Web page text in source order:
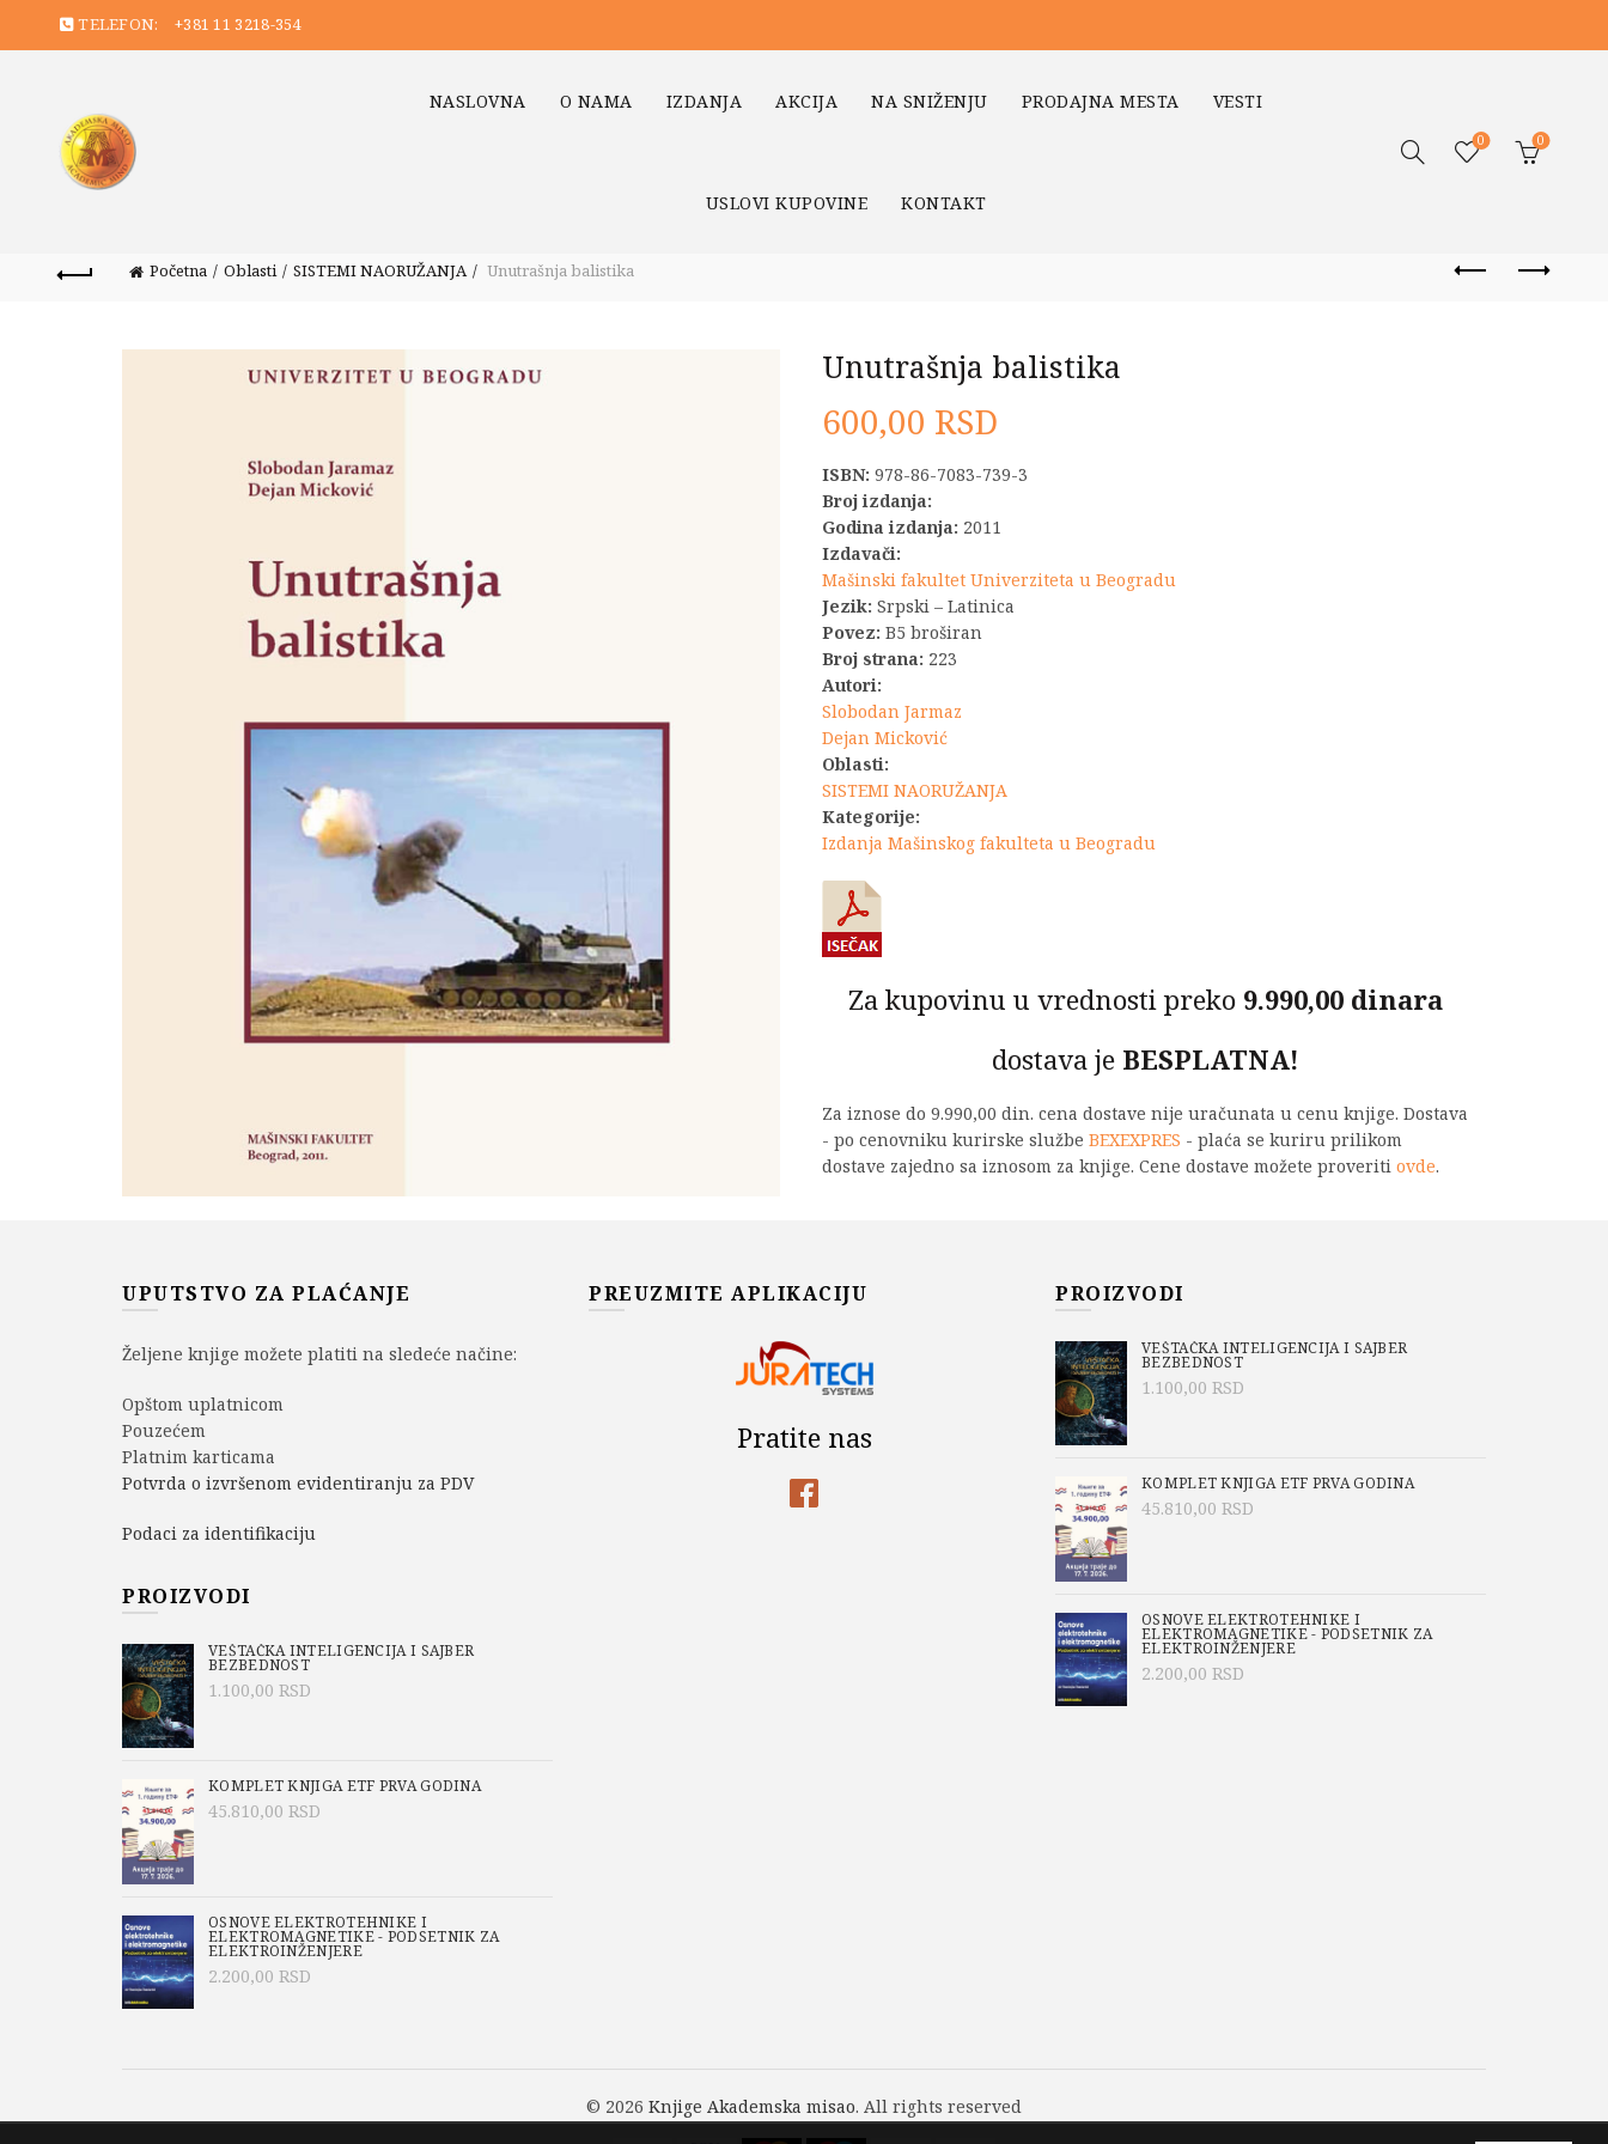
TELEFON: +381 11 3218-354
NASLOVNA O NAMA IZDANJA AKCIJA NA SNIŽENJU PRODAJNA MESTA VESTI
USLOVI KUPOVINE KONTAKT
0 0
Početna Oblasti SISTEMI NAORUŽANJA Unutrašnja balistika
Unutrašnja balistika
600,00 RSD
ISBN: 978-86-7083-739-3
Broj izdanja:
Godina izdanja: 2011
Izdavači:
Mašinski fakultet Univerziteta u Beogradu
Jezik: Srpski – Latinica
Povez: B5 broširan
Broj strana: 223
Autori:
Slobodan Jarmaz
Dejan Micković
Oblasti:
SISTEMI NAORUŽANJA
Kategorije:
Izdanja Mašinskog fakulteta u Beogradu
Za kupovinu u vrednosti preko 9.990,00 dinara
dostava je BESPLATNA!
Za iznose do 9.990,00 din. cena dostave nije uračunata u cenu knjige. Dostava
- po cenovniku kurirske službe BEXEXPRES - plaća se kuriru prilikom
dostave zajedno sa iznosom za knjige. Cene dostave možete proveriti ovde.
Šifra proizvoda:
978-86-7083-739-3
Kategorije:
, Izdanja Mašinskog fakulteta u Beogradu
UPUTSTVO ZA PLAĆANJE
Željene knjige možete platiti na sledeće načine:
Opštom uplatnicom
Pouzećem
Platnim karticama
Potvrda o izvršenom evidentiranju za PDV
Podaci za identifikaciju
PROIZVODI
VEŠTAČKA INTELIGENCIJA I SAJBER
BEZBEDNOST
1.100,00 RSD
KOMPLET KNJIGA ETF PRVA GODINA
45.810,00 RSD
OSNOVE ELEKTROTEHNIKE I
ELEKTROMAGNETIKE - PODSETNIK ZA
ELEKTROINŽENJERE
2.200,00 RSD
PREUZMITE APLIKACIJU
Pratite nas
PROIZVODI
VEŠTAČKA INTELIGENCIJA I SAJBER
BEZBEDNOST
1.100,00 RSD
KOMPLET KNJIGA ETF PRVA GODINA
45.810,00 RSD
OSNOVE ELEKTROTEHNIKE I
ELEKTROMAGNETIKE - PODSETNIK ZA
ELEKTROINŽENJERE
2.200,00 RSD
© 2026 Knjige Akademska misao. All rights reserved